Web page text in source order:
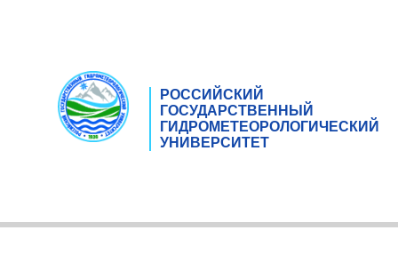
РОССИЙСКИЙ
ГОСУДАРСТВЕННЫЙ
ГИДРОМЕТЕОРОЛОГИЧЕСКИЙ
УНИВЕРСИТЕТ